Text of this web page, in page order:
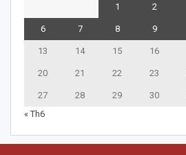
1 2
6 7 8 9
13 14 15 16
20 21 22 23
27 28 29 30
« Th6